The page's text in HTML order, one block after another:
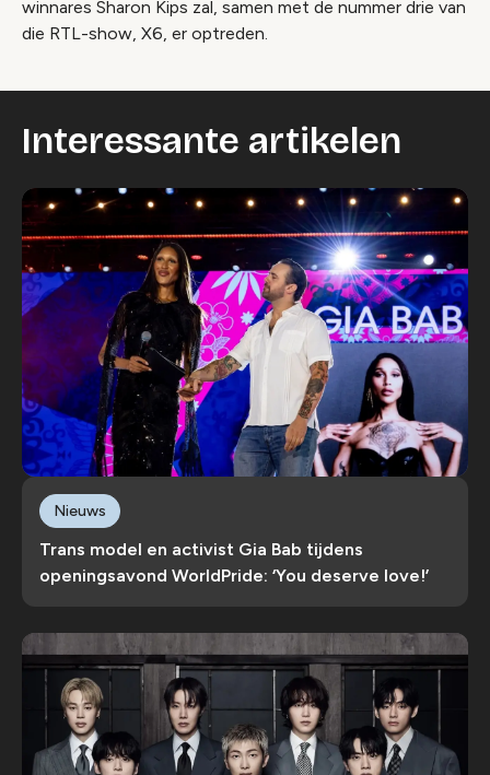
winnares Sharon Kips zal, samen met de nummer drie van
die RTL-show, X6, er optreden.
Interessante artikelen
Trans model en activist Gia Bab tijdens
openingsavond WorldPride: ‘You deserve love!’
Nieuws